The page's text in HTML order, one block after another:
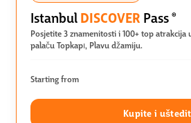
IstanbulDISCOVER Pass ®
Posjetite 3 znamenitosti i 100+ top
palaču Topkapı, Plavu džamiju.
Starting from
Kupite i